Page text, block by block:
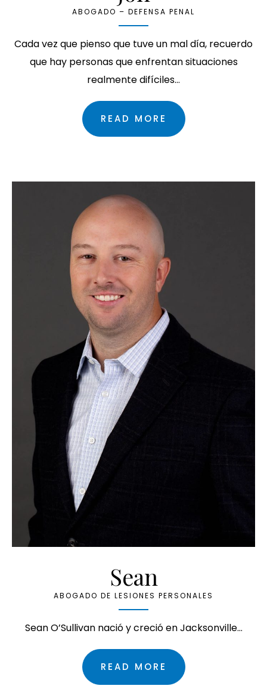
ABOGADO – DEFENSA PENAL
Cada vez que pienso que tuve un mal día, recuerdo
que hay personas que enfrentan situaciones
realmente difíciles…
READ MORE
Sean
ABOGADO DE LESIONES PERSONALES
Sean O’Sullivan nació y creció en Jacksonville…
READ MORE